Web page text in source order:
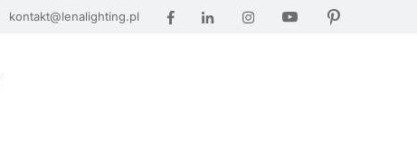
kontakt@lenalighting.pl